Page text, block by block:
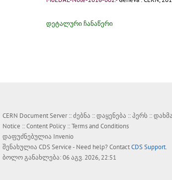
დეტალური ჩანაწერი
CERN Document Server ::ძებნა ::დაყენება ::პერს ::
Notice ::Content Policy ::Terms and Conditions
დაფუძნებულია Invenio
შენახულია CDS Service- Need help? ContactCDS Support.
ბოლო განახლება: 06 აგვ. 2026, 22:51